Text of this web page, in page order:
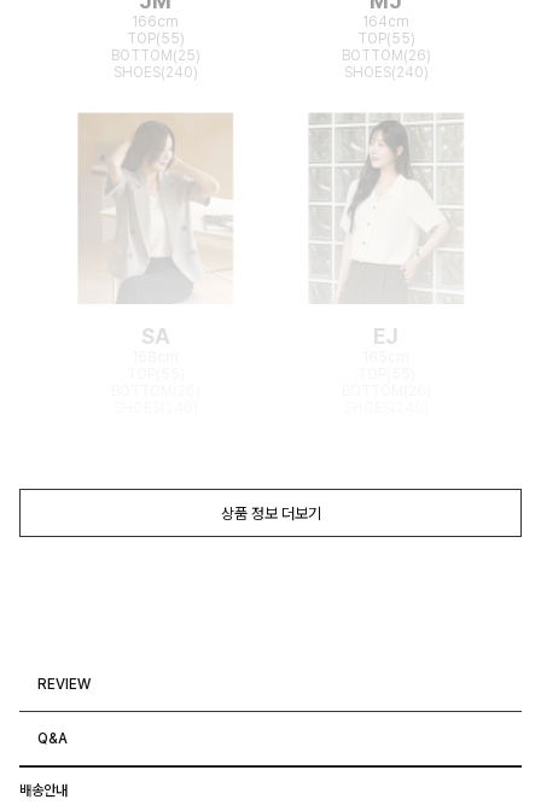
166cm
TOP(55)
BOTTOM(25)
SHOES(240)
164cm
TOP(55)
BOTTOM(26)
SHOES(240)
SA EJ
상품 정보 더보기
REVIEW
Q&A
배송안내